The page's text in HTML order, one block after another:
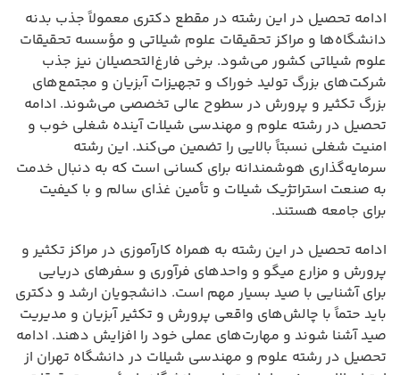
ادامه تحصیل در این رشته در مقطع دکتری معمولاً جذب بدنه
دانشگاه‌ها و مراکز تحقیقات علوم شیلاتی و مؤسسه تحقیقات
علوم شیلاتی کشور می‌شود. برخی فارغ‌التحصیلان نیز جذب
شرکت‌های بزرگ تولید خوراک و تجهیزات آبزیان و مجتمع‌های
بزرگ تکثیر و پرورش در سطوح عالی تخصصی می‌شوند. ادامه
تحصیل در رشته علوم و مهندسی شیلات آینده شغلی خوب و
امنیت شغلی نسبتاً بالایی را تضمین می‌کند. این رشته
سرمایه‌گذاری هوشمندانه برای کسانی است که به دنبال خدمت
به صنعت استراتژیک شیلات و تأمین غذای سالم و با کیفیت
برای جامعه هستند.
ادامه تحصیل در این رشته به همراه کارآموزی در مراکز تکثیر و
پرورش و مزارع میگو و واحدهای فرآوری و سفرهای دریایی
برای آشنایی با صید بسیار مهم است. دانشجویان ارشد و دکتری
باید حتماً با چالش‌های واقعی پرورش و تکثیر آبزیان و مدیریت
صید آشنا شوند و مهارت‌های عملی خود را افزایش دهند. ادامه
تحصیل در رشته علوم و مهندسی شیلات در دانشگاه تهران از